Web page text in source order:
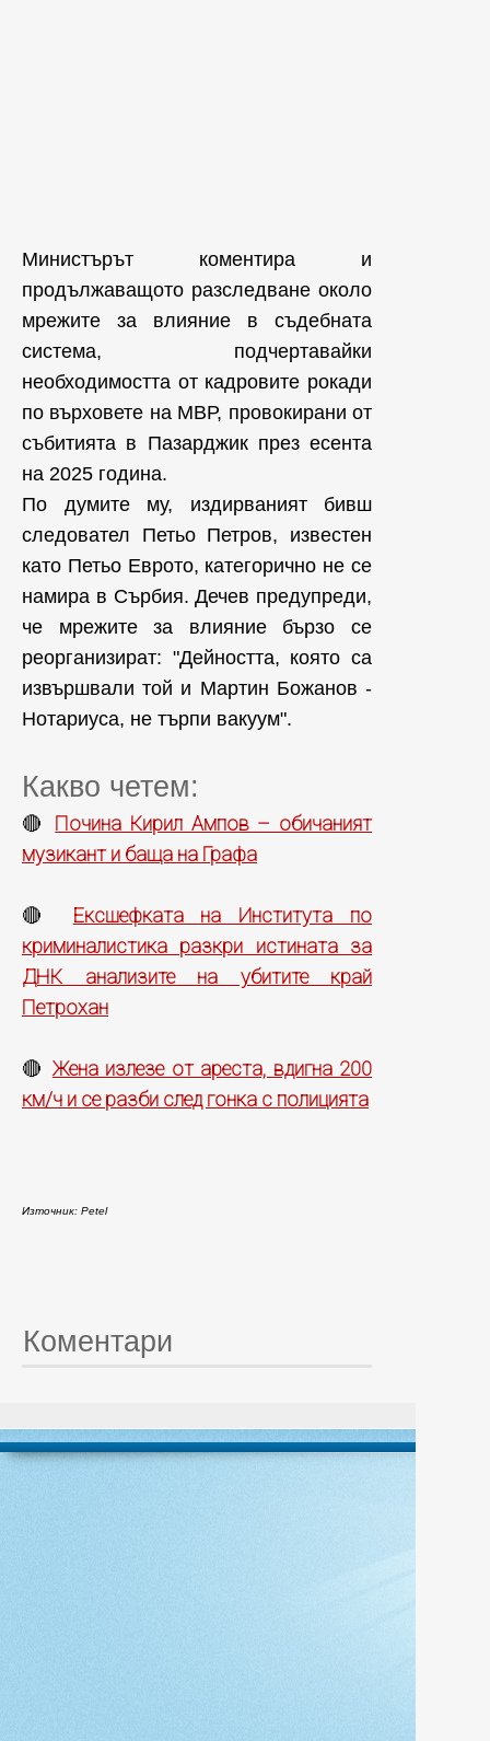
Министърът коментира и
продължаващото разследване около
мрежите за влияние в съдебната
система, подчертавайки
необходимостта от кадровите рокади
по върховете на МВР, провокирани от
събитията в Пазарджик през есента
на 2025 година.
По думите му, издирваният бивш
следовател Петьо Петров, известен
като Петьо Еврото, категорично не се
намира в Сърбия. Дечев предупреди,
че мрежите за влияние бързо се
реорганизират: "Дейността, която са
извършвали той и Мартин Божанов -
Нотариуса, не търпи вакуум".
Какво четем:
🔴 Почина Кирил Ампов – обичаният
музикант и баща на Графа
🔴 Ексшефката на Института по
криминалистика разкри истината за
ДНК анализите на убитите край
Петрохан
🔴 Жена излезе от ареста, вдигна 200
км/ч и се разби след гонка с полицията
Източник: Petel
Коментари